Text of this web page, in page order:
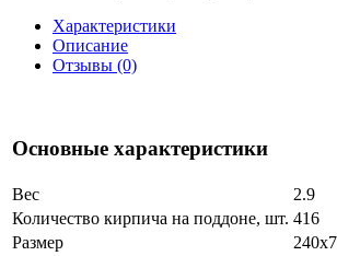
Характеристики
Описание
Отзывы (0)
Основные характеристики
Вес
2.9
Количество кирпича на поддоне, шт. 416
Размер